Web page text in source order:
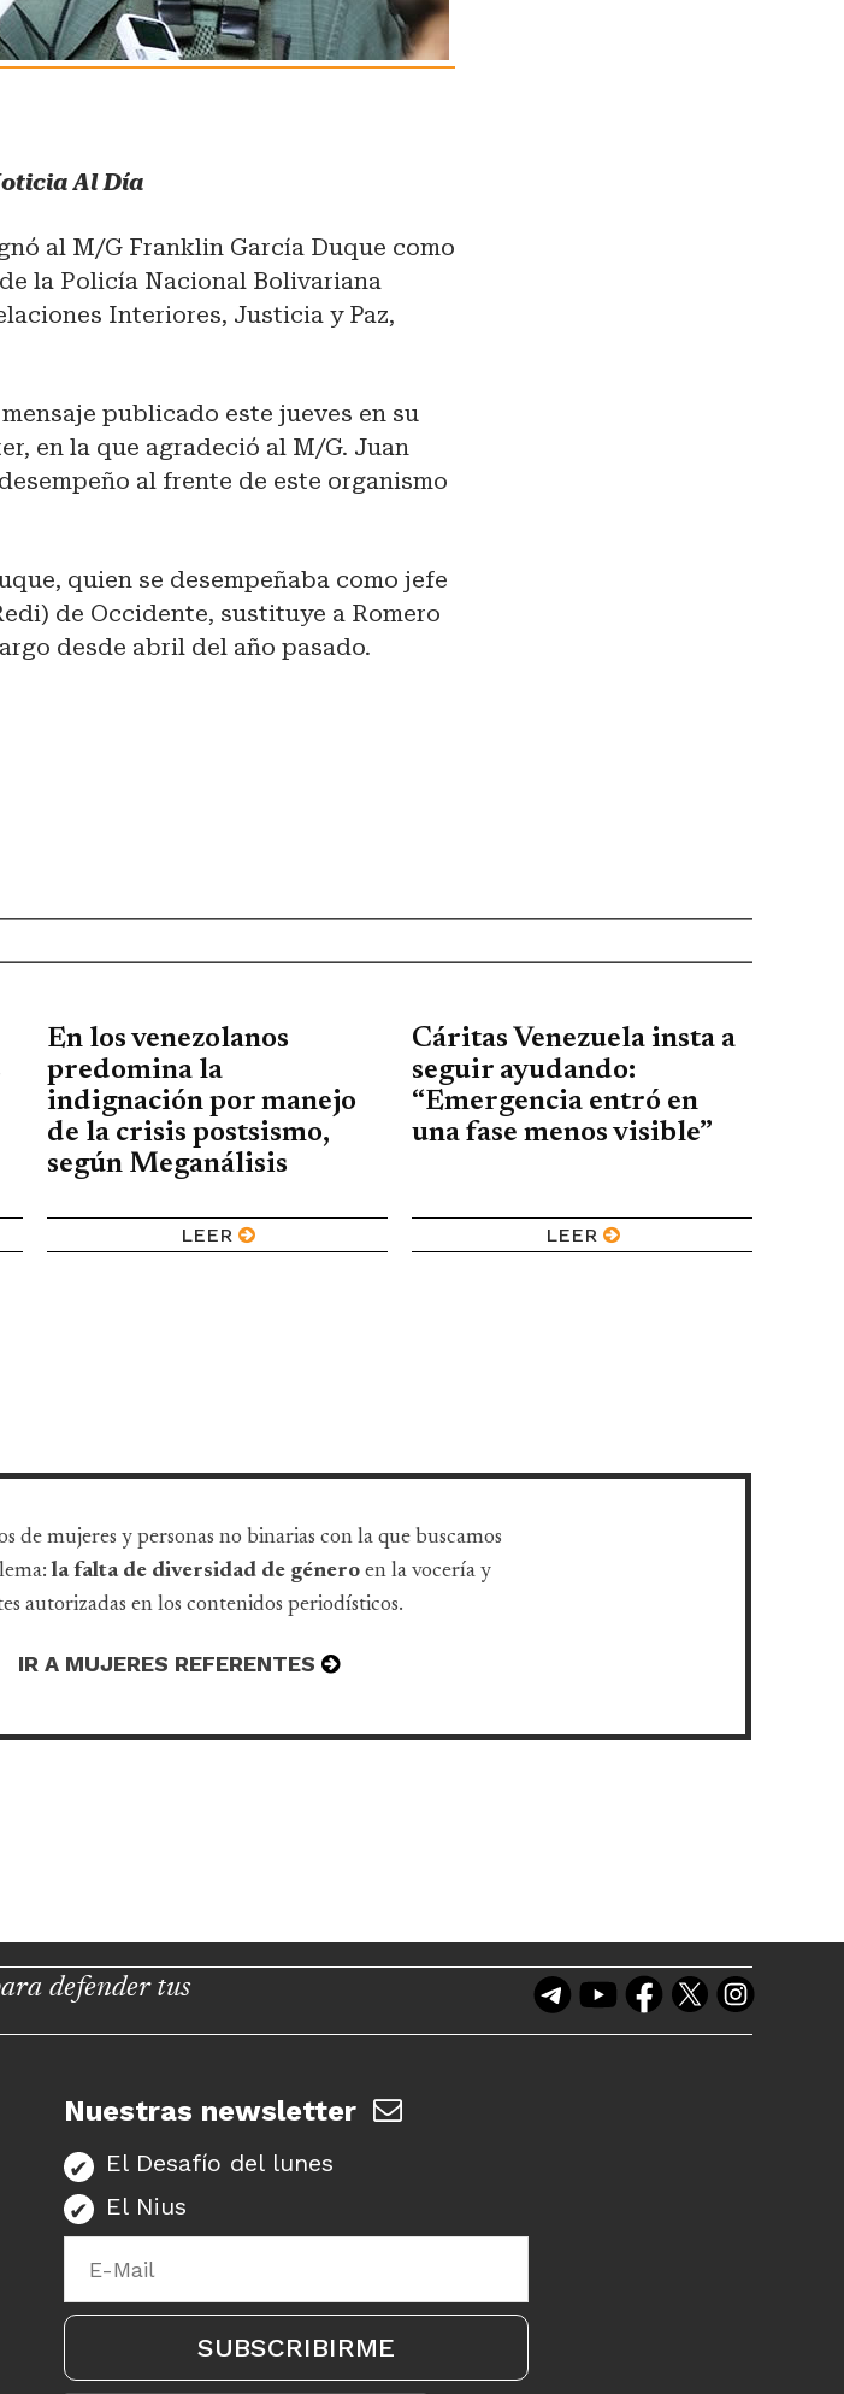
Al Día
al M/G Franklin García Duque como
la Policía Nacional Bolivariana
Interiores, Justicia y Paz,
publicado este jueves en su
en la que agradeció al M/G. Juan
al frente de este organismo
quien se desempeñaba como jefe
de Occidente, sustituye a Romero
desde abril del año pasado.
En los venezolanos
predomina la
indignación por manejo
de la crisis postsismo,
según Meganálisis
LEER
Cáritas Venezuela insta a
seguir ayudando:
“Emergencia entró en
una fase menos visible”
LEER
de mujeres y personas no binarias con la que buscamos
la falta de diversidad de género en la vocería y
autorizadas en los contenidos periodísticos.
IR A MUJERES REFERENTES
defender tus
Nuestras newsletter
El Desafío del lunes
El Nius